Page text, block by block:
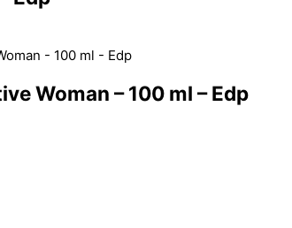
Woman – 100 ml – Edp